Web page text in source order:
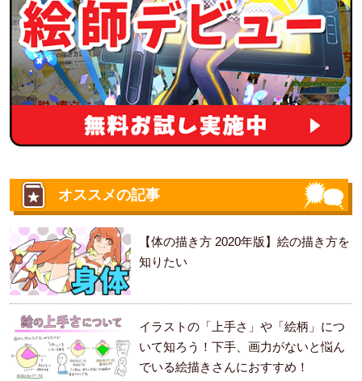
オススメの記事
【体の描き方 2020年版】絵の描き方を
知りたい
イラストの「上手さ」や「絵柄」につ
いて知ろう！下手、画力がないと悩ん
でいる絵描きさんにおすすめ！